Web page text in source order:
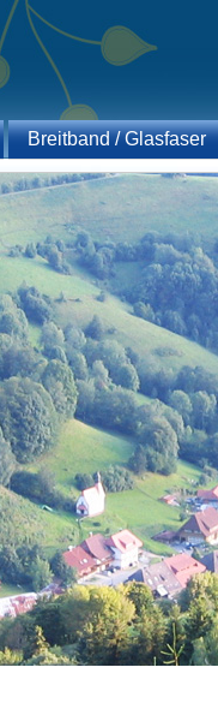
Breitband / Glasfaser